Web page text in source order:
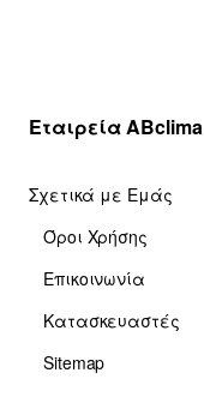
Εταιρεία ABclima
Σχετικά με Εμάς
Όροι Χρήσης
Επικοινωνία
Κατασκευαστές
Sitemap